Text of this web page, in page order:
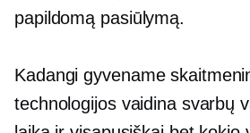
papildomą pasiūlymą.
Kadangi gyvename
technologijos vaidina svarbų